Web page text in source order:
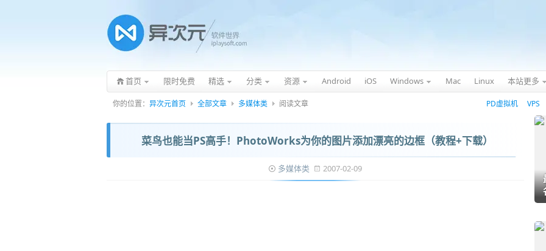
首页 限时免费 精选 分类 资源 Android iOS Windows Mac Linux 本站更多
你的位置： 异次元首页 全部文章 多媒体类 阅读文章 PD虚拟机 VPS
菜鸟也能当PS高手！PhotoWorks为你的图片添加漂亮的边框（教程+下载）
多媒体类 2007-02-09